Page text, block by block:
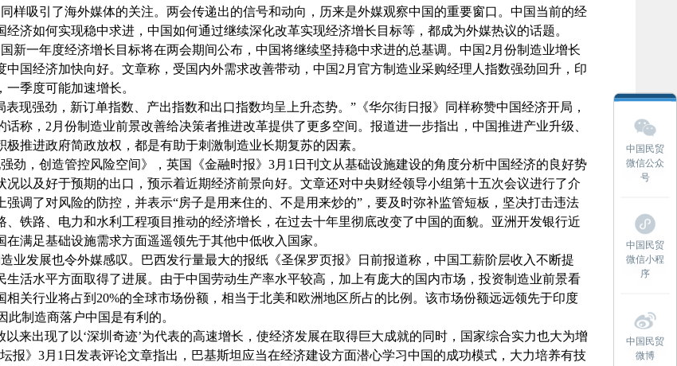
吸引了海外媒体的关注。两会传递出的信号和动向，历来是外媒观察中国的重要窗口。中国当前的经
经济如何实现稳中求进，中国如何通过继续深化改革实现经济增长目标等，都成为外媒热议的话题。
一年度经济增长目标将在两会期间公布，中国将继续坚持稳中求进的总基调。中国2月份制造业增长
中国经济加快向好。文章称，受国内外需求改善带动，中国2月官方制造业采购经理人指数强劲回升，印
季度可能加速增长。
现强劲，新订单指数、产出指数和出口指数均呈上升态势。”《华尔街日报》同样称赞中国经济开局，
话称，2月份制造业前景改善给决策者推进改革提供了更多空间。报道进一步指出，中国推进产业升级、
推进政府简政放权，都是有助于刺激制造业长期复苏的因素。
，创造管控风险空间》，英国《金融时报》3月1日刊文从基础设施建设的角度分析中国经济的良好势
况以及好于预期的出口，预示着近期经济前景向好。文章还对中央财经领导小组第十五次会议进行了介
强调了对风险的防控，并表示“房子是用来住的、不是用来炒的”，要及时弥补监管短板，坚决打击违法
、铁路、电力和水利工程项目推动的经济增长，在过去十年里彻底改变了中国的面貌。亚洲开发银行近
满足基础设施需求方面遥遥领先于其他中低收入国家。
发展也令外媒感叹。巴西发行量最大的报纸《圣保罗页报》日前报道称，中国工薪阶层收入不断提
生活水平方面取得了进展。由于中国劳动生产率水平较高，加上有庞大的国内市场，投资制造业前景看
相关行业将占到20%的全球市场份额，相当于北美和欧洲地区所占的比例。该市场份额远远领先于印度
此制造商落户中国是有利的。
来出现了以‘深圳奇迹’为代表的高速增长，使经济发展在取得巨大成就的同时，国家综合实力也大为增
报》3月1日发表评论文章指出，巴基斯坦应当在经济建设方面潜心学习中国的成功模式，大力培养有技
中国民贸
微信公众
号
中国民贸
微信小程
序
中国民贸
微博